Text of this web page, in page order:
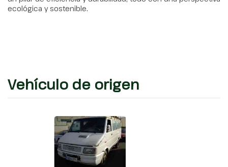
ecológica y sostenible.
Vehículo de origen